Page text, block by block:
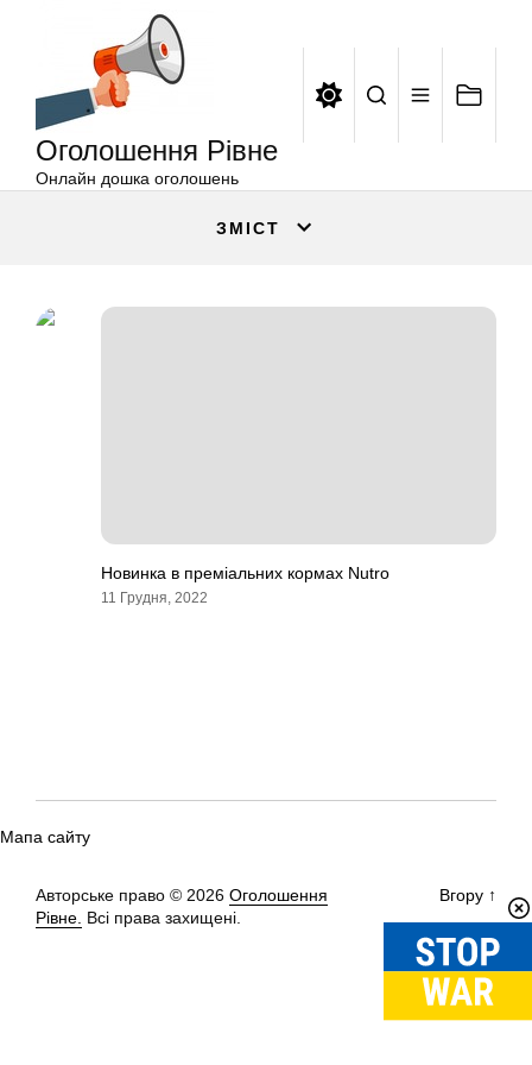
Оголошення Рівне
Онлайн дошка оголошень
ЗМІСТ
Новинка в преміальних кормах Nutro
11 Грудня, 2022
Мапа сайту
Авторське право © 2026 Оголошення
Рівне. Всі права захищені.
Вгору ↑